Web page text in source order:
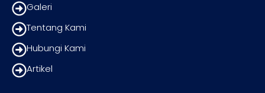
Galeri
Tentang Kami
Hubungi Kami
Artikel